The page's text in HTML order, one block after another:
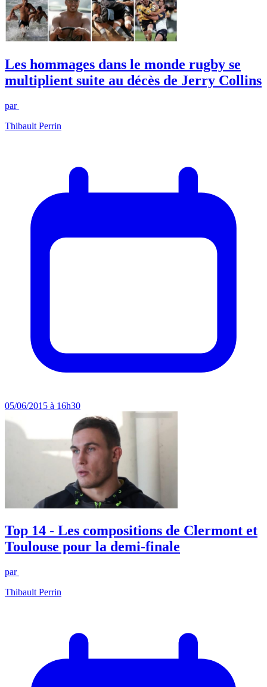
Les hommages dans le monde rugby se
multiplient suite au décès de Jerry Collins
par
Thibault Perrin
05/06/2015 à 16h30
Top 14 - Les compositions de Clermont et
Toulouse pour la demi-finale
par
Thibault Perrin